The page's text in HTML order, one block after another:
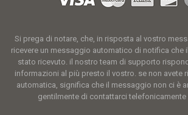
Si prega di notare, che, in risposta al vostro
ricevere un messaggio automatico di notifica che
stato ricevuto. il nostro team di supporto
informazioni al più presto il vostro. se non avete
automatica, significa che il messaggio non ci è
gentilmente di contattarci telefonicamente